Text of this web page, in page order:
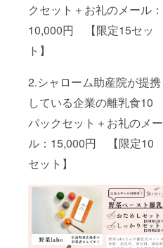
クセット＋お礼のメール：
10,000円 【限定15セッ
ト】
2.シャローム助産院が提携
している企業の離乳食10
パックセット＋お礼のメー
ル：15,000円 【限定10
セット】